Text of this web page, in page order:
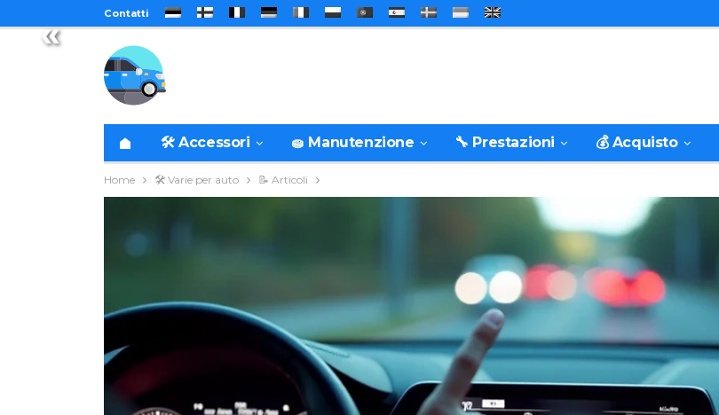
« Contatti
🛠️ Accessori 🧽 Manutenzione 🔧 Prestazioni 💰 Acquisto
Home 🛠️ Varie per auto 📝 Articoli